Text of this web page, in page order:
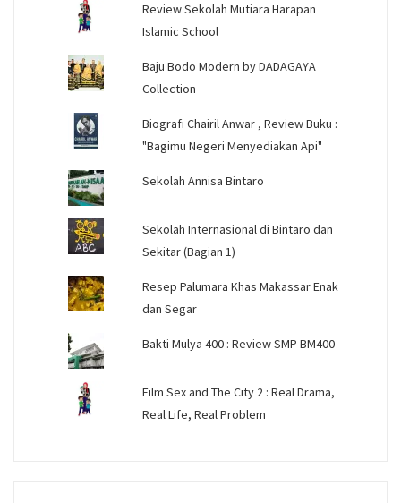
Review Sekolah Mutiara Harapan
Islamic School
Baju Bodo Modern by DADAGAYA
Collection
Biografi Chairil Anwar , Review Buku :
"Bagimu Negeri Menyediakan Api"
Sekolah Annisa Bintaro
Sekolah Internasional di Bintaro dan
Sekitar (Bagian 1)
Resep Palumara Khas Makassar Enak
dan Segar
Bakti Mulya 400 : Review SMP BM400
Film Sex and The City 2 : Real Drama,
Real Life, Real Problem